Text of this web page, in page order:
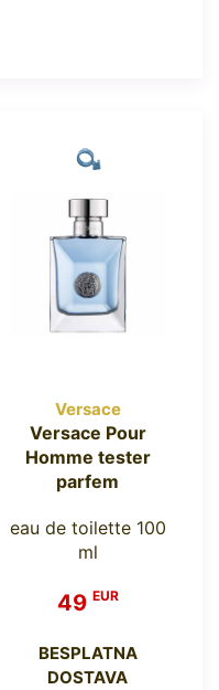
Versace
Versace Pour
Homme tester
parfem
eau de toilette 100
ml
49 EUR
BESPLATNA
DOSTAVA